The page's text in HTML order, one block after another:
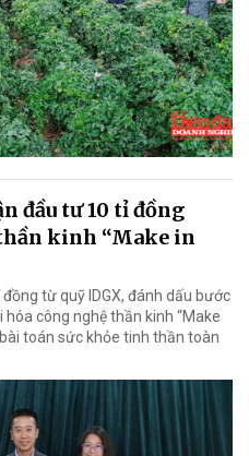
đầu tư 10 tỉ đồng
kinh “Make in
từ quỹ IDGX, đánh dấu bước
công nghệ thần kinh “Make
toán sức khỏe tinh thần toàn